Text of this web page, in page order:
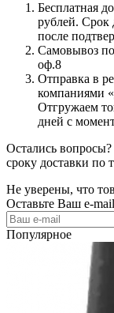
Бесплатная
рублей. Срок
после
Самовывоз
оф.8
Отправка в
компаниями
Отгружаем
дней с
Остались
сроку доставки по
Не уверены, что
Оставьте Ваш e-
Популярное